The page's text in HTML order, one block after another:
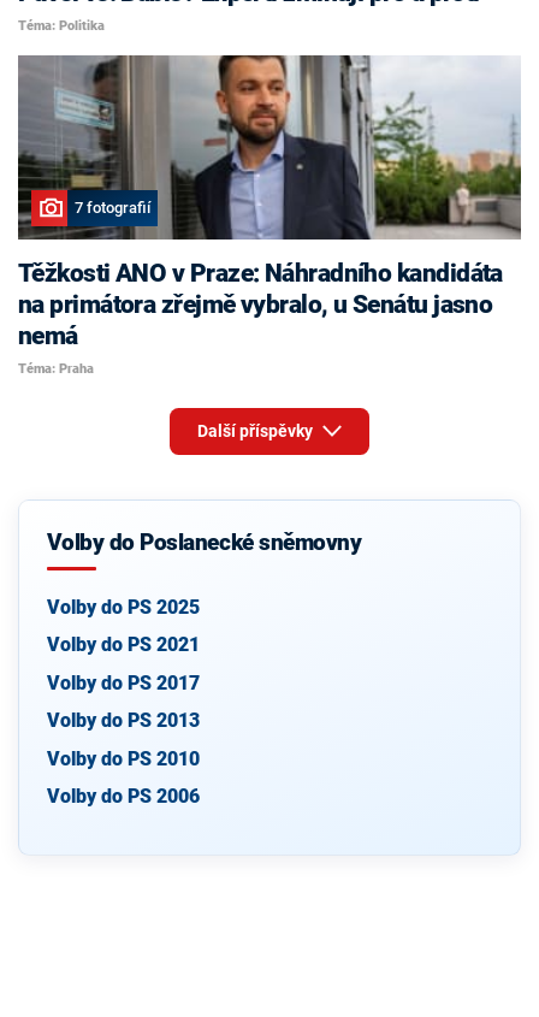
Téma: Politika
7 fotografií
Těžkosti ANO v Praze: Náhradního kandidáta
na primátora zřejmě vybralo, u Senátu jasno
nemá
Téma: Praha
Další příspěvky
Volby do Poslanecké sněmovny
Volby do PS 2025
Volby do PS 2021
Volby do PS 2017
Volby do PS 2013
Volby do PS 2010
Volby do PS 2006